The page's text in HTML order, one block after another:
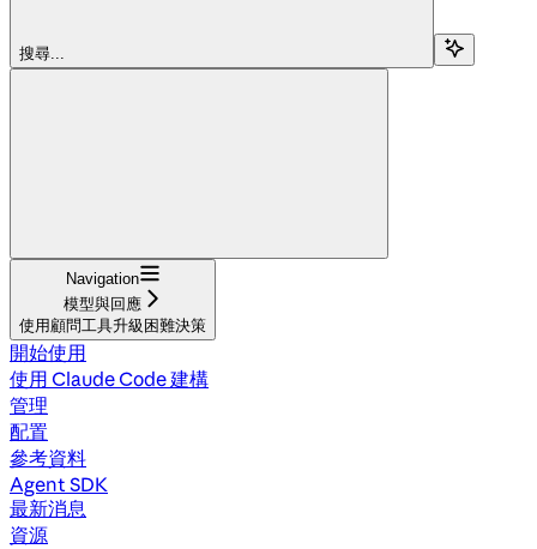
搜尋...
Navigation
模型與回應
使用顧問工具升級困難決策
開始使用
使用 Claude Code 建構
管理
配置
參考資料
Agent SDK
最新消息
資源